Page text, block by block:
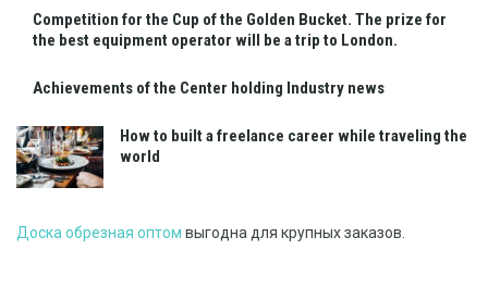
Competition for the Cup of the Golden Bucket. The prize for
the best equipment operator will be a trip to London.
Achievements of the Center holding Industry news
How to built a freelance career while traveling the
world
Доска обрезная оптом выгодна для крупных заказов.